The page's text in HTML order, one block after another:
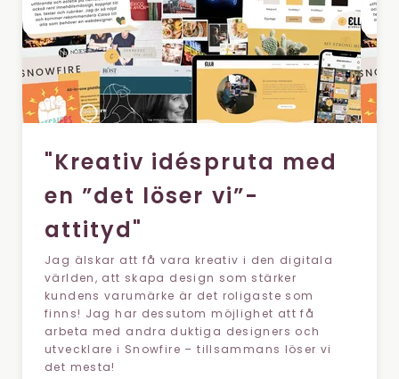
"Kreativ idéspruta med
en ”det löser vi”-
attityd"
Jag älskar att få vara kreativ i den digitala
världen, att skapa design som stärker
kundens varumärke är det roligaste som
finns! Jag har dessutom möjlighet att få
arbeta med andra duktiga designers och
utvecklare i Snowfire – tillsammans löser vi
det mesta!